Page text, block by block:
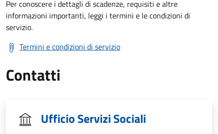
Per conoscere i dettagli di scadenze, requisiti e altre
informazioni importanti, leggi i termini e le condizioni di
servizio.
Termini e condizioni di servizio
Contatti
Ufficio Servizi Sociali